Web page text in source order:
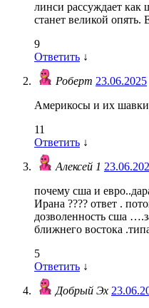
линси рассуждает как
станет великой
9
Ответить ↓
Роберт 23.06.2025
Америкосы и их
11
Ответить ↓
Алексей 1
почему сша и
Ирана ???? ответ .
дозволенность сша
ближнего востока
5
Ответить ↓
Добрый Эх